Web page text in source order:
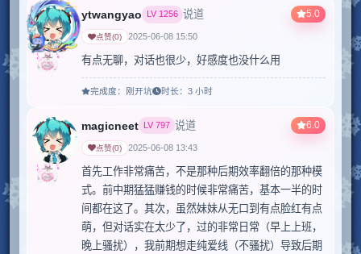
5.0
ytwangyao LV 1256 说道
点赞(0) 2025-06-08 15:50
有点无聊，对话也很少，好感度也没什么用
完成度： 刚开坑 时长： 3 小时
6.0
magicneet LV797 说道
点赞(0) 2025-06-08 13:43
首先工作非常痛苦，不是那种后期效率翻倍的那种模
式。前中期猛猛赚钱的时候非常痛苦，基本一半的时
间都在这了。其次，虽然妹妹从无口到有点脸红有点
萌，但对话实在太少了，过的非常日常（早上上班，
晚上骚扰），我前期想走纯爱线（不骚扰）导致后期